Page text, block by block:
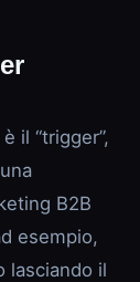
il “trigger”,
B2B
esempio,
lasciando il